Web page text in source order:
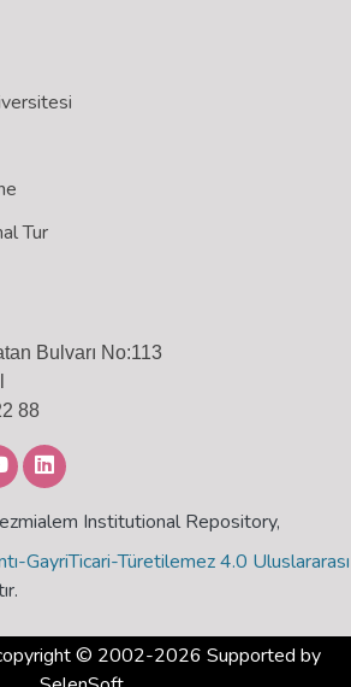
Tur
Bulvarı No:113
88
Institutional Repository,
GayriTicari-Türetilemez 4.0 Uluslararası
© 2002-2026 Supported by